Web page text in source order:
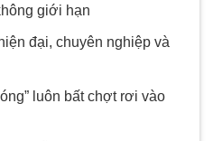
giới hạn
đại, chuyên nghiệp và
luôn bất chợt rơi vào